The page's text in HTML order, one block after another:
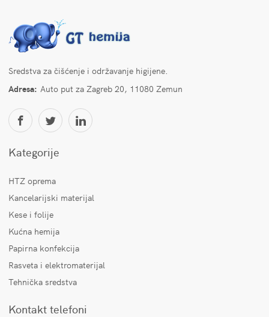
Sredstva za čišćenje i održavanje higijene.
Adresa: Auto put za Zagreb 20, 11080 Zemun
Kategorije
HTZ oprema
Kancelarijski materijal
Kese i folije
Kućna hemija
Papirna konfekcija
Rasveta i elektromaterijal
Tehnička sredstva
Kontakt telefoni